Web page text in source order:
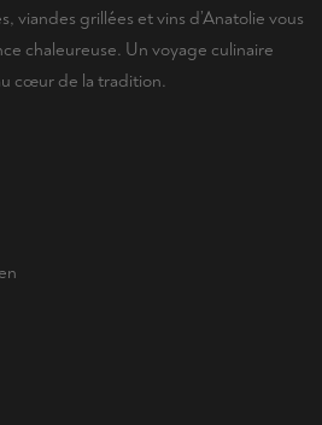
viandes grillées et vins d’Anatolie vous
chaleureuse. Un voyage culinaire
cœur de la tradition.